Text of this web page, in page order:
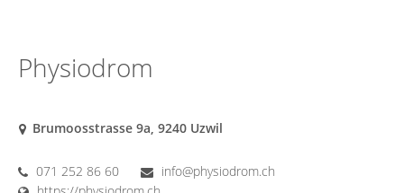
Physiodrom
Brumoosstrasse 9a, 9240 Uzwil
071 252 86 60
info@physiodrom.ch